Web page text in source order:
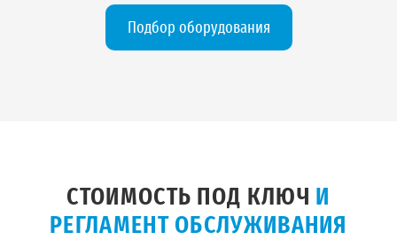
Подбор оборудования
СТОИМОСТЬ ПОД КЛЮЧ И
РЕГЛАМЕНТ ОБСЛУЖИВАНИЯ